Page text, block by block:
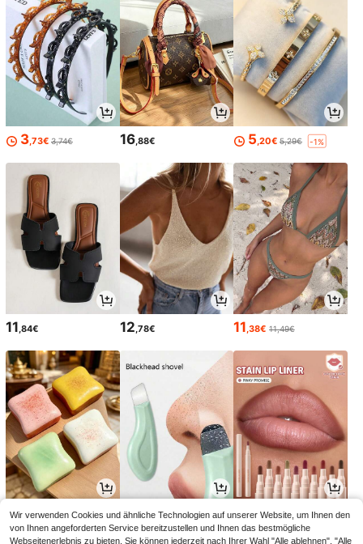
3,73€ 3,74€ 16,88€ 5,20€ 5,29€ -1%
11,84€ 12,78€ 11,38€ 11,49€
2,88€ 2,88€ 5,58€
Wir verwenden Cookies und ähnliche Technologien auf unserer Website, um Ihnen den
von Ihnen angeforderten Service bereitzustellen und Ihnen das bestmögliche
Webseitenerlebnis zu bieten. Sie können jederzeit nach Ihrer Wahl "Alle ablehnen", "Alle